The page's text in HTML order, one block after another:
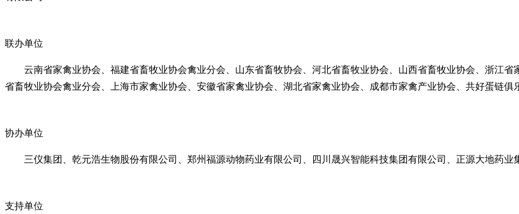
联办单位
云南省家禽业协会、福建省畜牧业协会禽业分会、山东省畜牧协会、河北省畜牧业协会、山西省畜牧业协会、浙江
省畜牧业协会禽业分会、上海市家禽业协会、安徽省家禽业协会、湖北省家禽业协会、成都市家禽产业协会、共好蛋链俱
协办单位
三仪集团、乾元浩生物股份有限公司、郑州福源动物药业有限公司、四川晟兴智能科技集团有限公司、正源大地药
支持单位